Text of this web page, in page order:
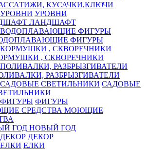
КУСАЧКИ,КЛЮЧИ
УРОВНИ
ЛАНДШАФТ
ФИГУРЫ
, СКВОРЕЧНИКИ
РАЗБРЫЗГИВАТЕЛИ
САДОВЫЕ
ФИГУРЫ
МОЮЩИЕ
НОВЫЙ ГОД
ДЕКОР
ЕЛКИ